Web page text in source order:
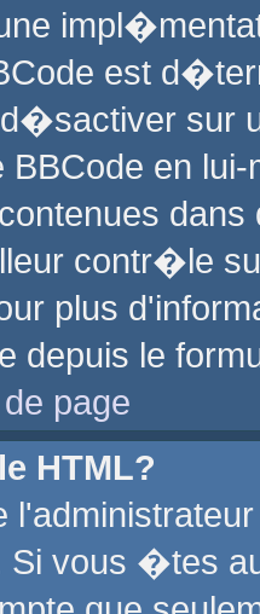
est
sur
BBCode en
contr�le
plus
depuis le
page
HTML?
Si vous �tes